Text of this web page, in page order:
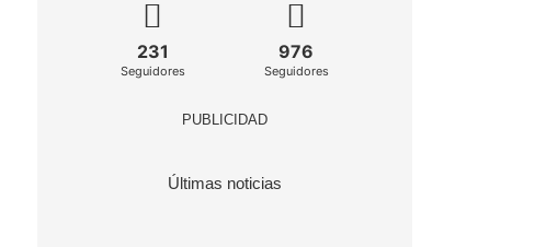
231
Seguidores
976
Seguidores
PUBLICIDAD
Últimas noticias